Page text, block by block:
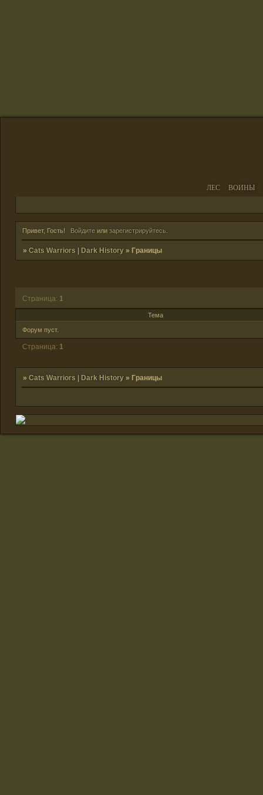
ЛЕС ВОИНЫ
Привет, Гость! Войдитеили зарегистрируйтесь
»Cats Warriors | Dark History »Границы
Страница: 1
Тема
Форум пуст.
Страница: 1
»Cats Warriors | Dark History »Границы